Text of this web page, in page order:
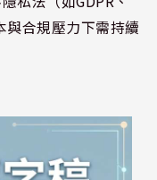
與合規壓力下需持續